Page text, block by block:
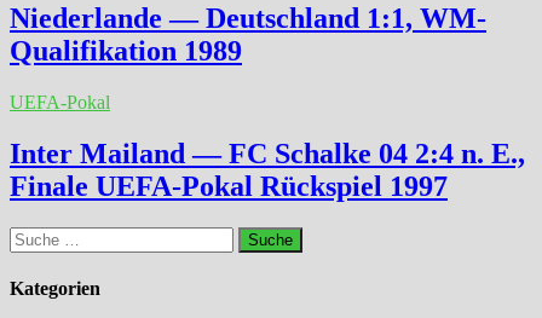
Niederlande — Deutschland 1:1, WM-
Qualifikation 1989
UEFA-Pokal
Inter Mailand — FC Schalke 04 2:4 n. E.,
Finale UEFA-Pokal Rückspiel 1997
Suche
nach:
Kategorien